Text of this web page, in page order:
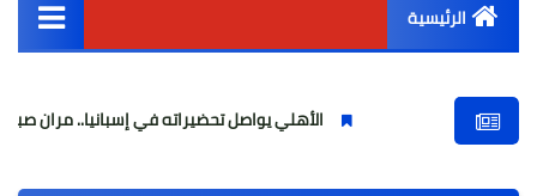
الرئيسية
أخبار مصر
الأهلي يواصل تحضيراته في إسبانيا.. مران صباحي قوي